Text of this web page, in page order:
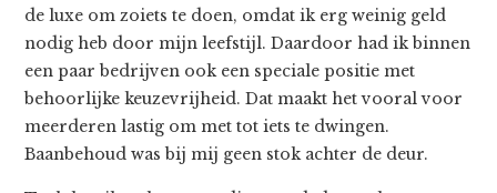
de luxe om zoiets te doen, omdat ik erg weinig geld
nodig heb door mijn leefstijl. Daardoor had ik binnen
een paar bedrijven ook een speciale positie met
behoorlijke keuzevrijheid. Dat maakt het vooral voor
meerderen lastig om met tot iets te dwingen.
Baanbehoud was bij mij geen stok achter de deur.